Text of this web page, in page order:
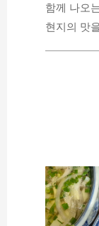
함께 나오
현지의 맛